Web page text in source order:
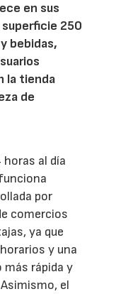
en sus
250
bebidas,
la tienda
de
al día
por
comercios
ya que
y una
más rápida y
el